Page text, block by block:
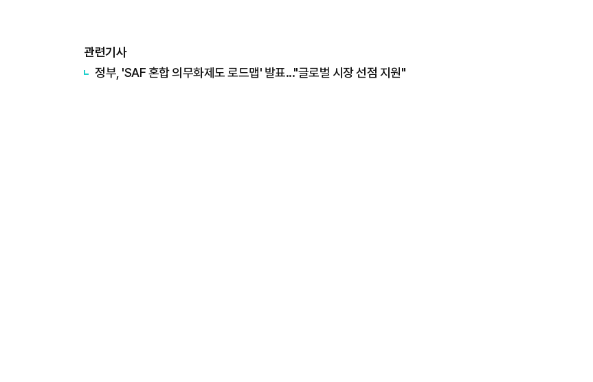
관련기사
정부, 'SAF 혼합 의무화제도 로드맵' 발표..."글로벌 시장 선점 지원"